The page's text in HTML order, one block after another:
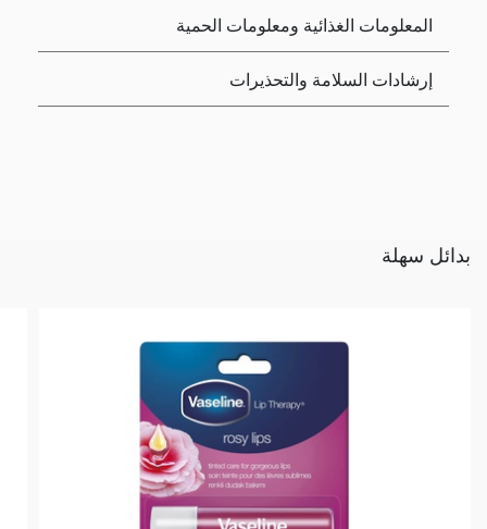
المعلومات الغذائية ومعلومات الحمية
إرشادات السلامة والتحذيرات
بدائل سهلة